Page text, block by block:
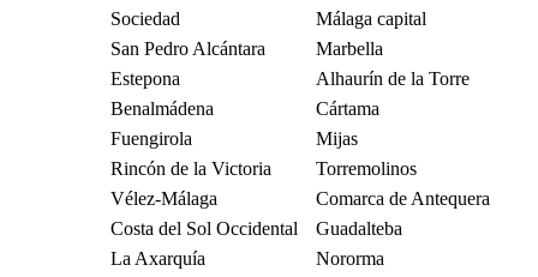
Sociedad
Málaga capital
San Pedro Alcántara
Marbella
Estepona
Alhaurín de la Torre
Benalmádena
Cártama
Fuengirola
Mijas
Rincón de la Victoria
Torremolinos
Vélez-Málaga
Comarca de Antequera
Costa del Sol Occidental
Guadalteba
La Axarquía
Nororma